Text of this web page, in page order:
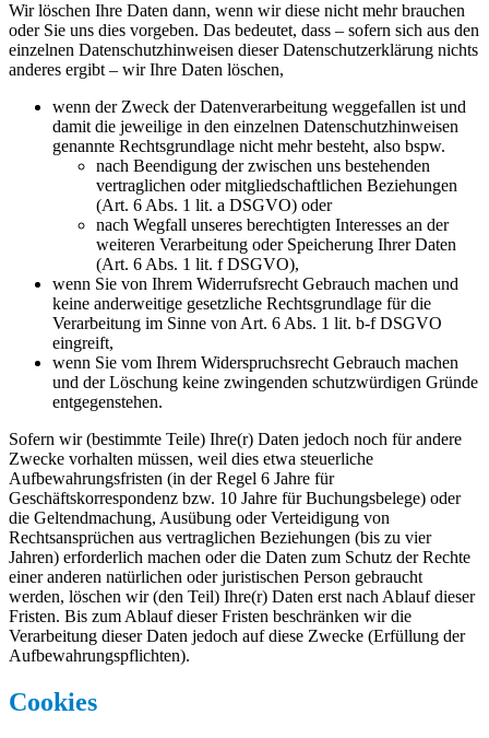
Wir löschen Ihre Daten dann, wenn wir diese nicht mehr brauchen
oder Sie uns dies vorgeben. Das bedeutet, dass – sofern sich aus den
einzelnen Datenschutzhinweisen dieser Datenschutzerklärung nichts
anderes ergibt – wir Ihre Daten löschen,
wenn der Zweck der Datenverarbeitung weggefallen ist und
damit die jeweilige in den einzelnen Datenschutzhinweisen
genannte Rechtsgrundlage nicht mehr besteht, also bspw.
nach Beendigung der zwischen uns bestehenden
vertraglichen oder mitgliedschaftlichen Beziehungen
(Art. 6 Abs. 1 lit. a DSGVO) oder
nach Wegfall unseres berechtigten Interesses an der
weiteren Verarbeitung oder Speicherung Ihrer Daten
(Art. 6 Abs. 1 lit. f DSGVO),
wenn Sie von Ihrem Widerrufsrecht Gebrauch machen und
keine anderweitige gesetzliche Rechtsgrundlage für die
Verarbeitung im Sinne von Art. 6 Abs. 1 lit. b-f DSGVO
eingreift,
wenn Sie vom Ihrem Widerspruchsrecht Gebrauch machen
und der Löschung keine zwingenden schutzwürdigen Gründe
entgegenstehen.
Sofern wir (bestimmte Teile) Ihre(r) Daten jedoch noch für andere
Zwecke vorhalten müssen, weil dies etwa steuerliche
Aufbewahrungsfristen (in der Regel 6 Jahre für
Geschäftskorrespondenz bzw. 10 Jahre für Buchungsbelege) oder
die Geltendmachung, Ausübung oder Verteidigung von
Rechtsansprüchen aus vertraglichen Beziehungen (bis zu vier
Jahren) erforderlich machen oder die Daten zum Schutz der Rechte
einer anderen natürlichen oder juristischen Person gebraucht
werden, löschen wir (den Teil) Ihre(r) Daten erst nach Ablauf dieser
Fristen. Bis zum Ablauf dieser Fristen beschränken wir die
Verarbeitung dieser Daten jedoch auf diese Zwecke (Erfüllung der
Aufbewahrungspflichten).
Cookies